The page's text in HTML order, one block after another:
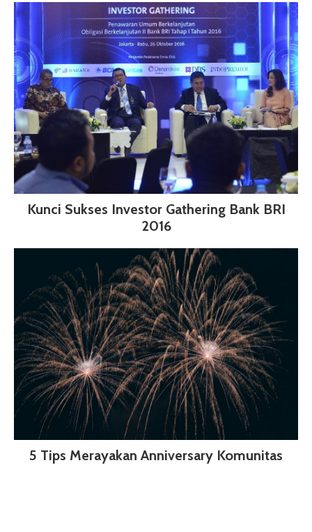
Kunci Sukses Investor Gathering Bank BRI
2016
5 Tips Merayakan Anniversary Komunitas